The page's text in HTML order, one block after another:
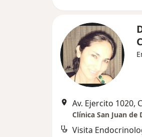
Av. Ejercito 1020,
Clínica San Juan de
Visita